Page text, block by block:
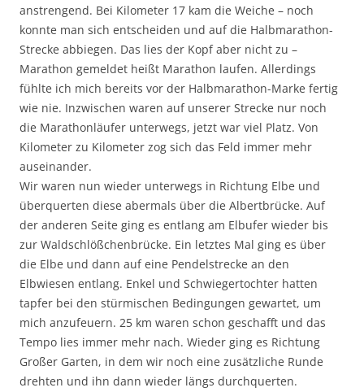
anstrengend. Bei Kilometer 17 kam die Weiche – noch
konnte man sich entscheiden und auf die Halbmarathon-
Strecke abbiegen. Das lies der Kopf aber nicht zu –
Marathon gemeldet heißt Marathon laufen. Allerdings
fühlte ich mich bereits vor der Halbmarathon-Marke fertig
wie nie. Inzwischen waren auf unserer Strecke nur noch
die Marathonläufer unterwegs, jetzt war viel Platz. Von
Kilometer zu Kilometer zog sich das Feld immer mehr
auseinander.
Wir waren nun wieder unterwegs in Richtung Elbe und
überquerten diese abermals über die Albertbrücke. Auf
der anderen Seite ging es entlang am Elbufer wieder bis
zur Waldschlößchenbrücke. Ein letztes Mal ging es über
die Elbe und dann auf eine Pendelstrecke an den
Elbwiesen entlang. Enkel und Schwiegertochter hatten
tapfer bei den stürmischen Bedingungen gewartet, um
mich anzufeuern. 25 km waren schon geschafft und das
Tempo lies immer mehr nach. Wieder ging es Richtung
Großer Garten, in dem wir noch eine zusätzliche Runde
drehten und ihn dann wieder längs durchquerten.